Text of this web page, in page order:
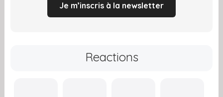
Je m’inscris à la newsletter
Reactions